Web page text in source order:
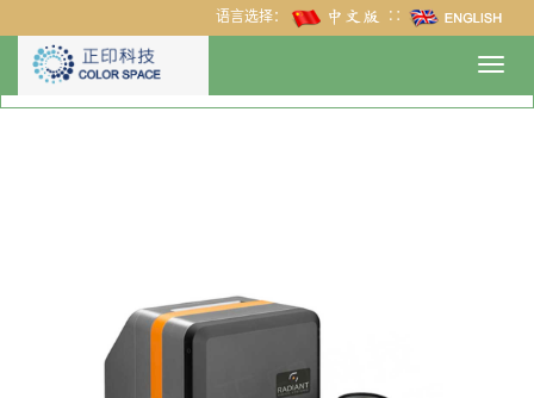
语言选择： ∷